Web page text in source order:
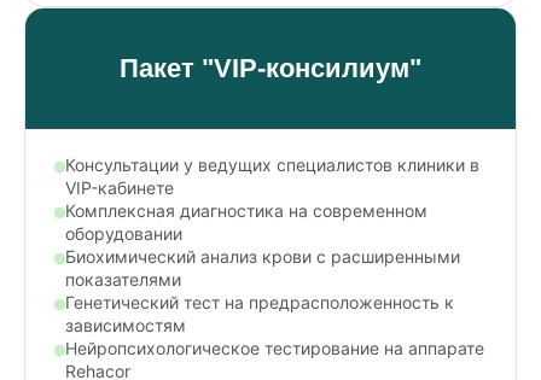
Пакет "VIP-консилиум"
Консультации у ведущих специалистов клиники в
VIP-кабинете
Комплексная диагностика на современном
оборудовании
Биохимический анализ крови с расширенными
показателями
Генетический тест на предрасположенность к
зависимостям
Нейропсихологическое тестирование на аппарате
Rehacor